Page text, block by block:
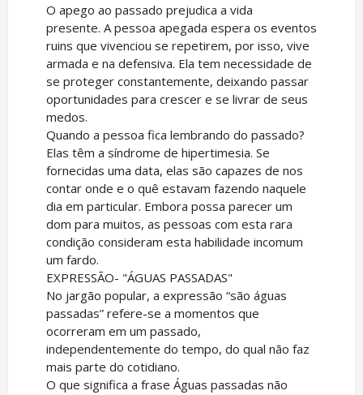
O apego ao passado prejudica a vida
presente. A pessoa apegada espera os eventos
ruins que vivenciou se repetirem, por isso, vive
armada e na defensiva. Ela tem necessidade de
se proteger constantemente, deixando passar
oportunidades para crescer e se livrar de seus
medos.
Quando a pessoa fica lembrando do passado?
Elas têm a síndrome de hipertimesia. Se
fornecidas uma data, elas são capazes de nos
contar onde e o quê estavam fazendo naquele
dia em particular. Embora possa parecer um
dom para muitos, as pessoas com esta rara
condição consideram esta habilidade incomum
um fardo.
EXPRESSÃO- "ÁGUAS PASSADAS"
No jargão popular, a expressão “são águas
passadas” refere-se a momentos que
ocorreram em um passado,
independentemente do tempo, do qual não faz
mais parte do cotidiano.
O que significa a frase Águas passadas não